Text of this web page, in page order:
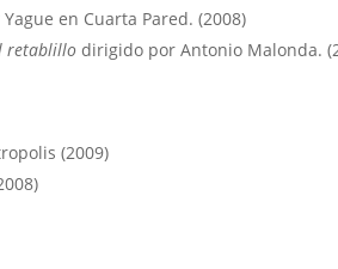
en Cuarta Pared. (2008)
retablillo dirigido por Antonio Malonda.
(2009)